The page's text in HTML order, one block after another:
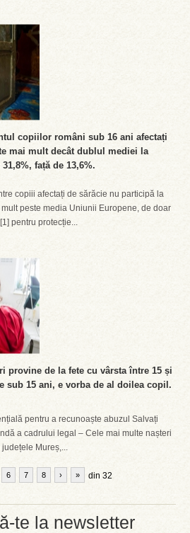
te la newsletter
copiilor români sub 16 ani afectați
mai mult decât dublul mediei la
față de 13,6%.
copiii afectați de sărăcie nu participă la
peste media Uniunii Europene, de doar
pentru protecție...
provine de la fete cu vârsta între 15 și
sub 15 ani, e vorba de al doilea copil.
pentru a recunoaște abuzul Salvați
a cadrului legal – Cele mai multe nașteri
Mureș,...
6 7 8 din 32
› »